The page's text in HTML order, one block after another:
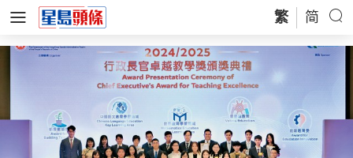
繁 简